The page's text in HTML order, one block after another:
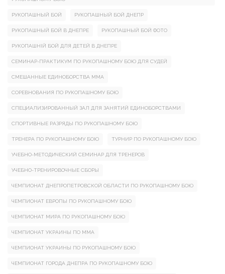
РУКОПАШНЫЙ БОЙ РУКОПАШНЫЙ БОЙ ДНЕПР
РУКОПАШНЫЙ БОЙ В ДНЕПРЕ РУКОПАШНЫЙ БОЙ ФОТО
РУКОПАШНІЙ БОЙ ДЛЯ ДЕТЕЙ В ДНЕПРЕ
СЕМИНАР-ПРАКТИКУМ ПО РУКОПАШНОМУ БОЮ ДЛЯ СУДЕЙ
СМЕШАННЫЕ ЕДИНОБОРСТВА ММА
СОРЕВНОВАНИЯ ПО РУКОПАШНОМУ БОЮ
СПЕЦИАЛИЗИРОВАННЫЙ ЗАЛ ДЛЯ ЗАНЯТИЙ ЕДИНОБОРСТВАМИ
СПОРТИВНЫЕ РАЗРЯДЫ ПО РУКОПАШНОМУ БОЮ
ТРЕНЕРА ПО РУКОПАШНОМУ БОЮ ТУРНИР ПО РУКОПАШНОМУ БОЮ
УЧЕБНО-МЕТОДИЧЕСКИЙ СЕМИНАР ДЛЯ ТРЕНЕРОВ
УЧЕБНО-ТРЕНИРОВОЧНЫЕ СБОРЫ
ЧЕМПИОНАТ ДНЕПРОПЕТРОВСКОЙ ОБЛАСТИ ПО РУКОПАШНОМУ БОЮ
ЧЕМПИОНАТ ЕВРОПЫ ПО РУКОПАШНОМУ БОЮ
ЧЕМПИОНАТ МИРА ПО РУКОПАШНОМУ БОЮ
ЧЕМПИОНАТ УКРАИНЫ ПО ММА
ЧЕМПИОНАТ УКРАИНЫ ПО РУКОПАШНОМУ БОЮ
ЧЕМПИОНАТ ГОРОДА ДНЕПРА ПО РУКОПАШНОМУ БОЮ